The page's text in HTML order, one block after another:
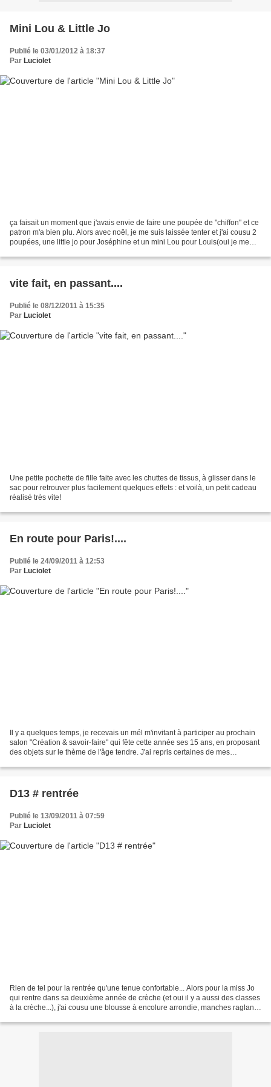
Mini Lou & Little Jo
Publié le 03/01/2012 à 18:37
Par Luciolet
ça faisait un moment que j'avais envie de faire une poupée de "chiffon" et ce
patron m'a bien plu. Alors avec noël, je me suis laissée tenter et j'ai cousu 2
poupées, une little jo pour Joséphine et un mini Lou pour Louis(oui je me
vite fait, en passant....
Publié le 08/12/2011 à 15:35
Par Luciolet
Une petite pochette de fille faite avec les chuttes de tissus, à glisser dans le
sac pour retrouver plus facilement quelques effets : et voilà, un petit cadeau
réalisé très vite!
En route pour Paris!....
Publié le 24/09/2011 à 12:53
Par Luciolet
Il y a quelques temps, je recevais un mél m'invitant à participer au prochain
salon "Création & savoir-faire" qui fête cette année ses 15 ans, en proposant
des objets sur le thème de l'âge tendre. J'ai repris certaines de mes
D13 # rentrée
Publié le 13/09/2011 à 07:59
Par Luciolet
Rien de tel pour la rentrée qu'une tenue confortable... Alors pour la miss Jo
qui rentre dans sa deuxième année de crèche (et oui il y a aussi des classes
à la crèche...), j'ai cousu une blousse à encolure arrondie, manches raglan.